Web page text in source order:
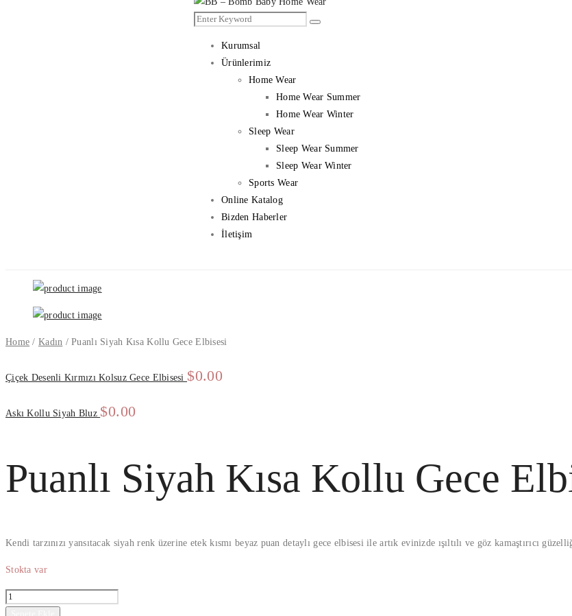
Kurumsal
Ürünlerimiz
Home Wear
Home Wear Summer
Home Wear Winter
Sleep Wear
Sleep Wear Summer
Sleep Wear Winter
Sports Wear
Online Katalog
Bizden Haberler
İletişim
Home / Kadın /Puanlı Siyah Kısa Kollu Gece Elbisesi
Çiçek Desenli Kırmızı Kolsuz Gece Elbisesi $0.00
Askı Kollu Siyah Bluz $0.00
Puanlı Siyah Kısa Kollu Gece
Kendi tarzınızı yansıtacak siyah renk üzerine etek kısmı beyaz puan detaylı gece elbisesi ile artık evinizde ışıltılı ve göz kamaştırıcı
Stokta var